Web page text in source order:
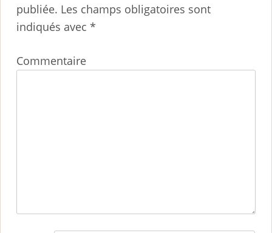
publiée. Les champs obligatoires sont
indiqués avec*
Commentaire